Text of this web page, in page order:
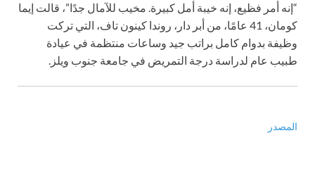
“إنه أمر فظيع، إنه خيبة أمل كبيرة. مخيب للآمال جدًا”، قالت إيما
كومان، 41 عامًا، من أبر دار، روندا كينون تاف، التي تركت
وظيفة بدوام كامل براتب جيد وساعات منتظمة في عيادة
طبيب عام لدراسة درجة التمريض في جامعة جنوب ويلز.
المصدر